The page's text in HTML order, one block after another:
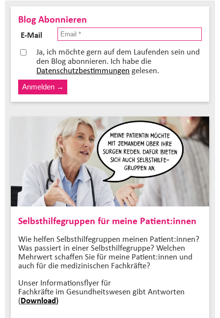
Blog Abonnieren
E-Mail
Ja, ich möchte gern auf dem Laufenden sein und
den Blog abonnieren. Ich habe die
Datenschutzbestimmungen gelesen.
Selbsthilfegruppen für meine Patient:innen
Wie helfen Selbsthilfegruppen meinen Patient:innen?
Was passiert in einer Selbsthilfegruppe? Welchen
Mehrwert schaffen Sie für meine Patient:innen und
auch für die medizinischen Fachkräfte?
Unser Informationsflyer für
Fachkräfte im Gesundheitswesen gibt Antworten
(Download)